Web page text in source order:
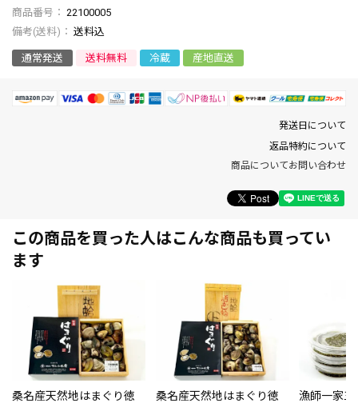
商品番号
22100005
送料込
通常発送 送料無料 冷蔵 産地直送
発送日について
返品特約について
商品についてお問い合わせ
この商品を買った人はこんな商品も買ってい
ます
桑名産天然地はまぐり徳
桑名産天然地はまぐり徳
漁師一家